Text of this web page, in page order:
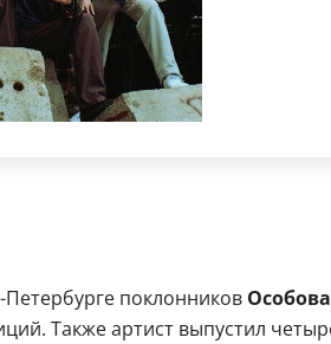
поклонников Особова
Также артист выпустил